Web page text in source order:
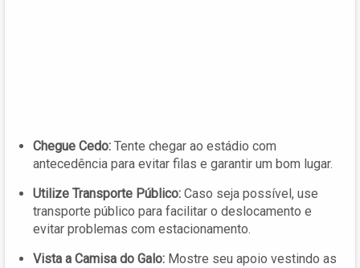
Chegue Cedo: Tente chegar ao estádio com
antecedência para evitar filas e garantir um bom lugar.
Utilize Transporte Público: Caso seja possível, use
transporte público para facilitar o deslocamento e
evitar problemas com estacionamento.
Vista a Camisa do Galo: Mostre seu apoio vestindo as